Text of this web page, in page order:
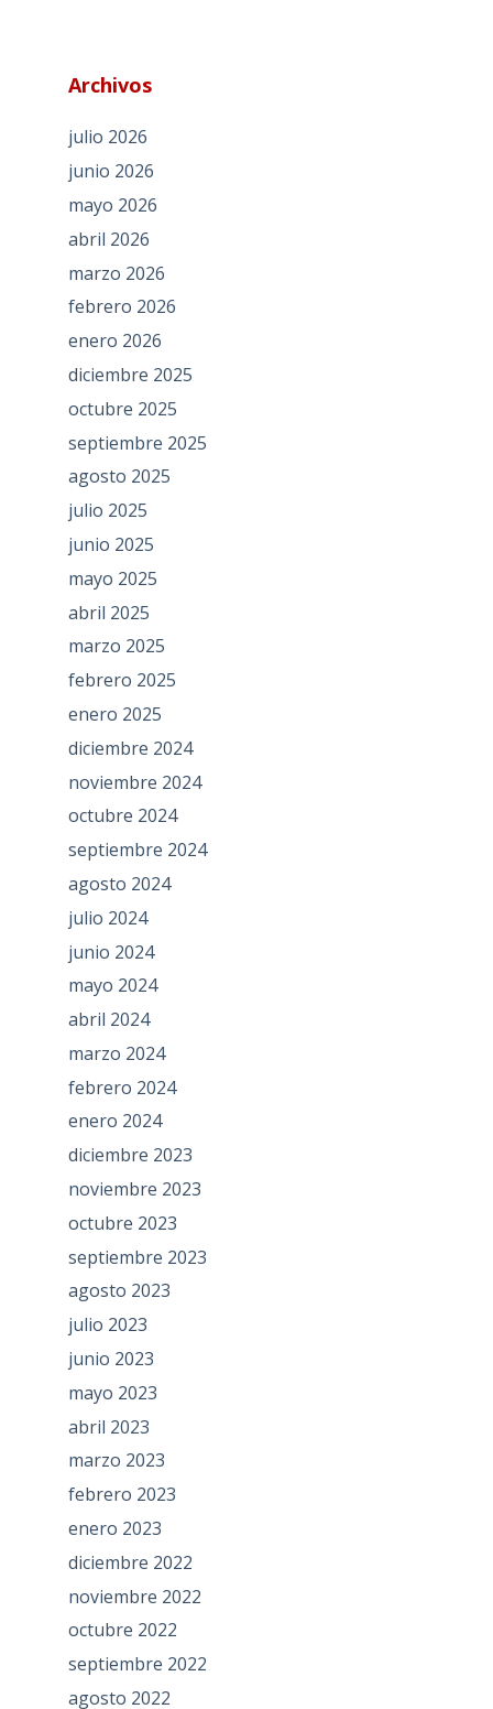
Archivos
julio 2026
junio 2026
mayo 2026
abril 2026
marzo 2026
febrero 2026
enero 2026
diciembre 2025
octubre 2025
septiembre 2025
agosto 2025
julio 2025
junio 2025
mayo 2025
abril 2025
marzo 2025
febrero 2025
enero 2025
diciembre 2024
noviembre 2024
octubre 2024
septiembre 2024
agosto 2024
julio 2024
junio 2024
mayo 2024
abril 2024
marzo 2024
febrero 2024
enero 2024
diciembre 2023
noviembre 2023
octubre 2023
septiembre 2023
agosto 2023
julio 2023
junio 2023
mayo 2023
abril 2023
marzo 2023
febrero 2023
enero 2023
diciembre 2022
noviembre 2022
octubre 2022
septiembre 2022
agosto 2022